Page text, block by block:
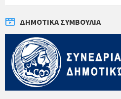
ΔΗΜΟΤΙΚΆ ΣΥΜΒΟΎΛΙΑ